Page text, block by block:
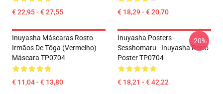
€ 22,95 - € 27,55 € 18,29 - € 20,70
Inuyasha Máscaras Rosto -
Irmãos De Tōga (vermelho)
Máscara TP0704
€ 11,04 - € 13,80
Inuyasha Posters -
Sesshomaru - Inuyasha Retro
Poster TP0704
€ 18,21 - € 42,22
-20%